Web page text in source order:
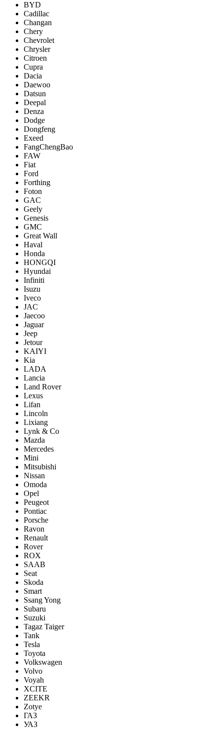
BYD
Cadillac
Changan
Chery
Chevrolet
Chrysler
Citroen
Cupra
Dacia
Daewoo
Datsun
Deepal
Denza
Dodge
Dongfeng
Exeed
FangChengBao
FAW
Fiat
Ford
Forthing
Foton
GAC
Geely
Genesis
GMC
Great Wall
Haval
Honda
HONGQI
Hyundai
Infiniti
Isuzu
Iveco
JAC
Jaecoo
Jaguar
Jeep
Jetour
KAIYI
Kia
LADA
Lancia
Land Rover
Lexus
Lifan
Lincoln
Lixiang
Lynk & Co
Mazda
Mercedes
Mini
Mitsubishi
Nissan
Omoda
Opel
Peugeot
Pontiac
Porsсhe
Ravon
Renault
Rover
ROX
SAAB
Seat
Skoda
Smart
Ssang Yong
Subaru
Suzuki
Tagaz Taiger
Tank
Tesla
Toyota
Volkswagen
Volvo
Voyah
XCITE
ZEEKR
Zotye
ГАЗ
УАЗ